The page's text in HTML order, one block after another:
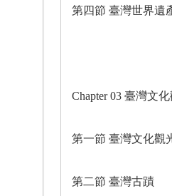
第四節 臺灣世界遺
Chapter 03 臺灣文
第一節 臺灣文化觀
第二節 臺灣古蹟